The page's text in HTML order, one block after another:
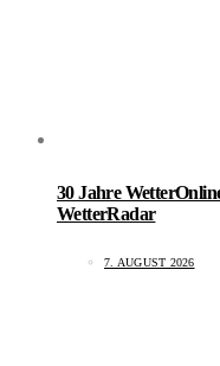
30 Jahre
WetterRadar
7. AUGUST 2026